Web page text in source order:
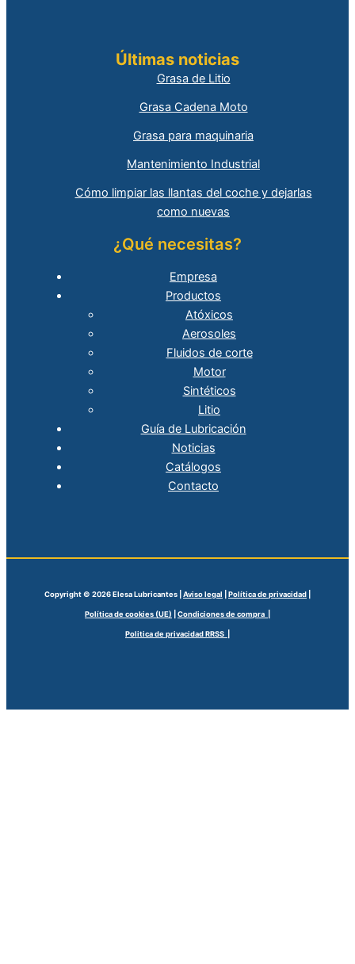
Últimas noticias
Grasa de Litio
Grasa Cadena Moto
Grasa para maquinaria
Mantenimiento Industrial
Cómo limpiar las llantas del coche y dejarlas
como nuevas
¿Qué necesitas?
Empresa
Productos
Atóxicos
Aerosoles
Fluidos de corte
Motor
Sintéticos
Litio
Guía de Lubricación
Noticias
Catálogos
Contacto
Copyright © 2026 Elesa Lubricantes | Aviso legal Política de privacidad
Política de cookies (UE) Condiciones de compra |
Politica de privacidad RRSS |